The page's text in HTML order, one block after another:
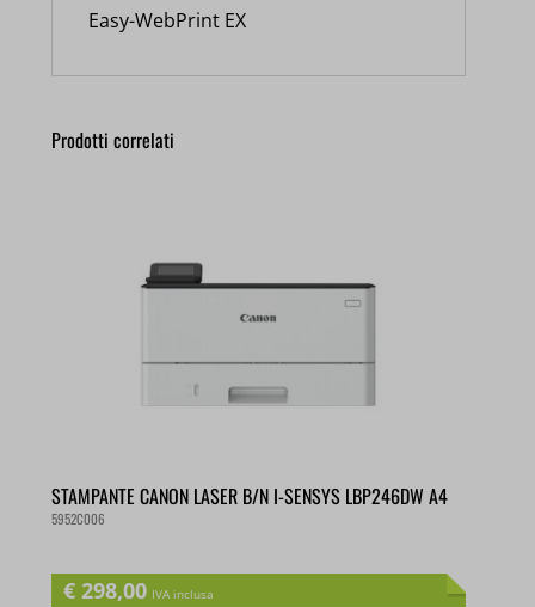
Easy-WebPrint EX
Prodotti correlati
STAMPANTE CANON LASER B/N I-SENSYS LBP246DW A4
5952C006
€ 298,00 IVA inclusa